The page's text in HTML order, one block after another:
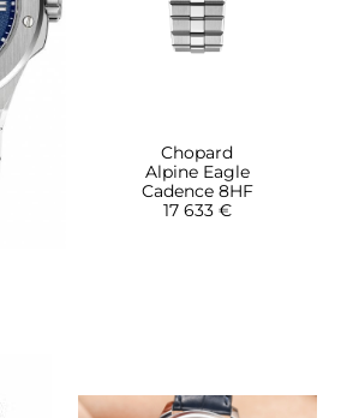
Chopard
Alpine Eagle
Cadence 8HF
17 633 €